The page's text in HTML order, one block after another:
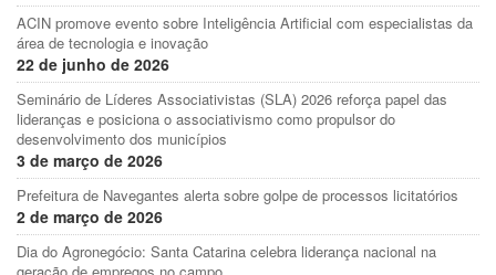
ACIN promove evento sobre Inteligência Artificial com especialistas da
área de tecnologia e inovação
22 de junho de 2026
Seminário de Líderes Associativistas (SLA) 2026 reforça papel das
lideranças e posiciona o associativismo como propulsor do
desenvolvimento dos municípios
3 de março de 2026
Prefeitura de Navegantes alerta sobre golpe de processos licitatórios
2 de março de 2026
Dia do Agronegócio: Santa Catarina celebra liderança nacional na